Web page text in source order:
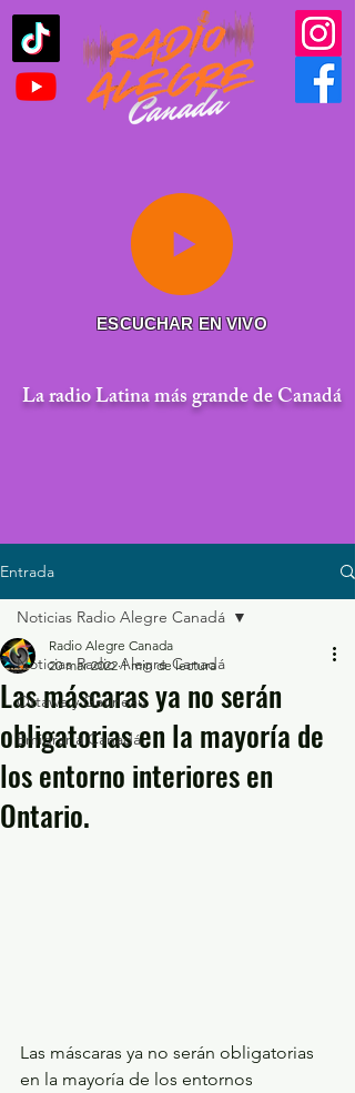
ESCUCHAR EN VIVO
La radio Latina más grande de Canadá
Entrada
Noticias Radio Alegre Canadá
Ottawa y Gatineau
Emigrar a Canadá
Noticias Radio Alegre Canadá
Las máscaras ya no serán
obligatorias en la mayoría de
los entorno interiores en
Ontario.
Radio Alegre Canada
20 mar 2022 1 min de lectura
Las máscaras ya no serán obligatorias
en la mayoría de los entornos